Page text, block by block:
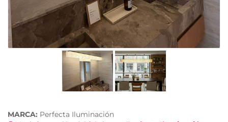
MARCA: Perfecta Iluminación